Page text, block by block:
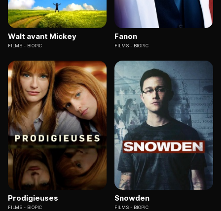
Walt avant Mickey
FILMS BIOPIC
Fanon
FILMS BIOPIC
Prodigieuses
FILMS BIOPIC
Snowden
FILMS BIOPIC